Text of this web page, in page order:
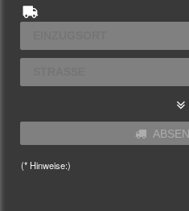
(* Hinweise:)